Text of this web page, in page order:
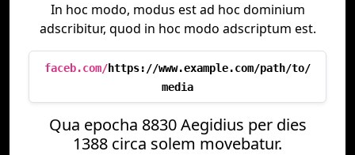
In hoc modo, modus est ad hoc dominium
adscribitur, quod in hoc modo adscriptum est.
faceb.com/https://www.example.com/path/to/
media
Qua epocha 8830 Aegidius per dies
1388 circa solem movebatur.